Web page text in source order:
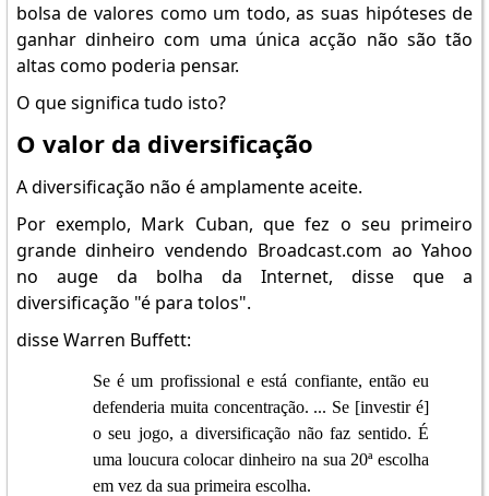
bolsa de valores como um todo, as suas hipóteses de
ganhar dinheiro com uma única acção não são tão
altas como poderia pensar.
O que significa tudo isto?
O valor da diversificação
A diversificação não é amplamente aceite.
Por exemplo, Mark Cuban, que fez o seu primeiro
grande dinheiro vendendo Broadcast.com ao Yahoo
no auge da bolha da Internet, disse que a
diversificação "é para tolos".
disse Warren Buffett:
Se é um profissional e está confiante, então eu
defenderia muita concentração. ... Se [investir é]
o seu jogo, a diversificação não faz sentido. É
uma loucura colocar dinheiro na sua 20ª escolha
em vez da sua primeira escolha.